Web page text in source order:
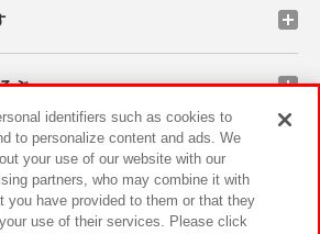
ぶ
ーン
identifiers such as cookies to
to personalize content and ads. We
your use of our website with our
partners, who may combine it with
you have provided to them or that they
use of their services. Please click